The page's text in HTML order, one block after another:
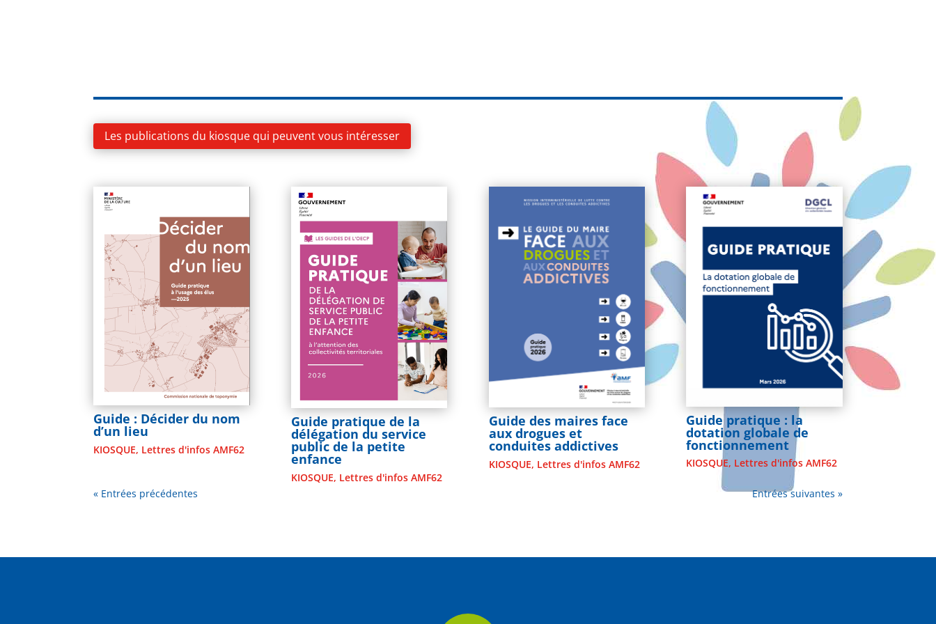
Les publications du kiosque qui peuvent vous intéresser
Guide : Décider du nom
d’un lieu
KIOSQUE, Lettres d'infos AMF62
Guide pratique de la
délégation du service
public de la petite
enfance
KIOSQUE, Lettres d'infos AMF62
Guide des maires face
aux drogues et
conduites addictives
KIOSQUE, Lettres d'infos AMF62
Guide pratique : la
dotation globale de
fonctionnement
KIOSQUE, Lettres d'infos AMF62
« Entrées précédentes Entrées suivantes »